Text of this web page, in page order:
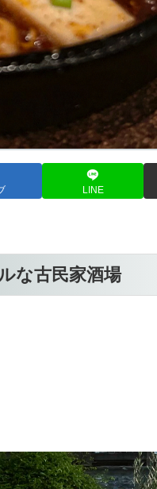
LINE
な古民家酒場